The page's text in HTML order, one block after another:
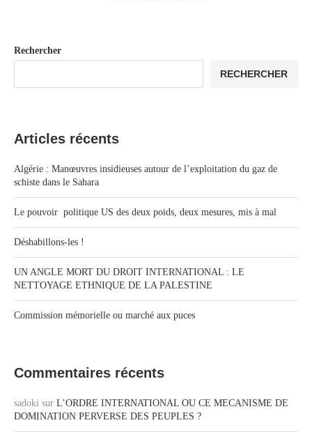
Rechercher
RECHERCHER
Articles récents
Algérie : Manœuvres insidieuses autour de l’exploitation du gaz de
schiste dans le Sahara
Le pouvoir politique US des deux poids, deux mesures, mis à mal
Déshabillons-les !
UN ANGLE MORT DU DROIT INTERNATIONAL : LE
NETTOYAGE ETHNIQUE DE LA PALESTINE
Commission mémorielle ou marché aux puces
Commentaires récents
sadoki sur L’ORDRE INTERNATIONAL OU CE MECANISME DE
DOMINATION PERVERSE DES PEUPLES ?